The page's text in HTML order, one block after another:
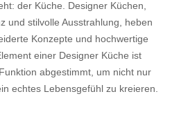
der Küche. Designer Küchen,
und stilvolle Ausstrahlung, heben
Konzepte und hochwertige
einer Designer Küche ist
abgestimmt, um nicht nur
echtes Lebensgefühl zu kreieren.